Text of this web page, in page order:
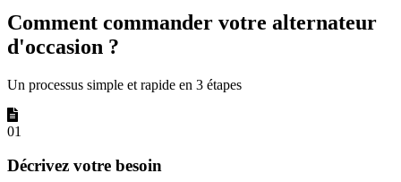
Comment commander votre alternateur
d'occasion ?
Un processus simple et rapide en 3 étapes
01
Décrivez votre besoin